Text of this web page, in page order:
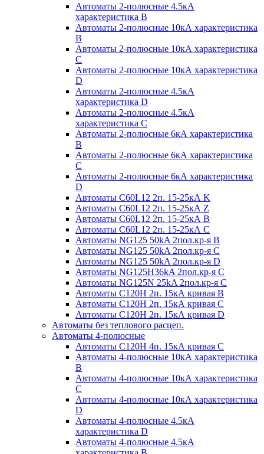
Автоматы 2-полюсные 4.5кА
характеристика В
Автоматы 2-полюсные 10кА характеристика
B
Автоматы 2-полюсные 10кА характеристика
C
Автоматы 2-полюсные 10кА характеристика
D
Автоматы 2-полюсные 4.5кА
характеристика D
Автоматы 2-полюсные 4.5кА
характеристика С
Автоматы 2-полюсные 6кА характеристика
B
Автоматы 2-полюсные 6кА характеристика
C
Автоматы 2-полюсные 6кА характеристика
D
Автоматы C60L12 2п. 15-25кА K
Автоматы C60L12 2п. 15-25кА Z
Автоматы C60L12 2п. 15-25кА B
Автоматы C60L12 2п. 15-25кА C
Автоматы NG125 50kA 2пол.кр-я B
Автоматы NG125 50kA 2пол.кр-я C
Автоматы NG125 50kA 2пол.кр-я D
Автоматы NG125H36kA 2пол.кр-я C
Автоматы NG125N 25kA 2пол.кр-я C
Автоматы С120H 2п. 15кА кривая B
Автоматы С120H 2п. 15кА кривая C
Автоматы С120H 2п. 15кА кривая D
Автоматы без теплового расцеп.
Автоматы 4-полюсные
Автоматы С120H 4п. 15кА кривая C
Автоматы 4-полюсные 10кА характеристика
B
Автоматы 4-полюсные 10кА характеристика
C
Автоматы 4-полюсные 10кА характеристика
D
Автоматы 4-полюсные 4.5кА
характеристика D
Автоматы 4-полюсные 4.5кА